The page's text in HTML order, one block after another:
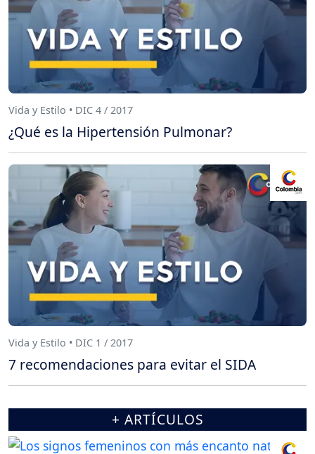
Vida y Estilo • DIC 4 / 2017
¿Qué es la Hipertensión Pulmonar?
Vida y Estilo • DIC 1 / 2017
7 recomendaciones para evitar el SIDA
+ ARTÍCULOS